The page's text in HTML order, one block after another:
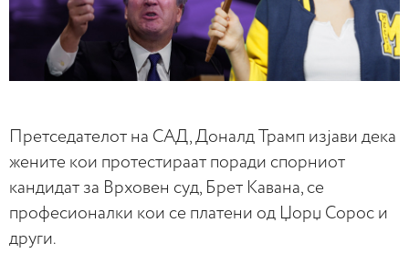
Претседателот на САД, Доналд Трамп изјави дека
жените кои протестираат поради спорниот
кандидат за Врховен суд, Брет Каванa, се
професионалки кои се платени од Џорџ Сорос и
други.